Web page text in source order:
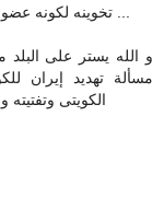
و الله يستر على البلد
مسألة تهديد إيران
الكويتى